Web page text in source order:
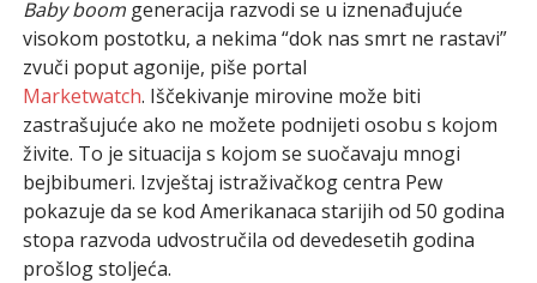
Baby boomgeneracija razvodi se u iznenađujuće
visokom postotku, a nekima “dok nas smrt ne rastavi”
zvuči poput agonije, piše portal
Marketwatch. Iščekivanje mirovine može biti
zastrašujuće ako ne možete podnijeti osobu s kojom
živite. To je situacija s kojom se suočavaju mnogi
bejbibumeri. Izvještaj istraživačkog centra Pew
pokazuje da se kod Amerikanaca starijih od 50 godina
stopa razvoda udvostručila od devedesetih godina
prošlog stoljeća.